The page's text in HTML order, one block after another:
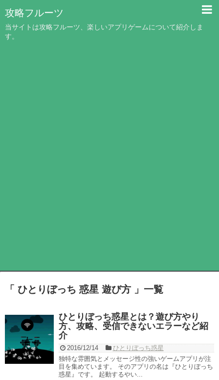
攻略フルーツ
当サイトは攻略フルーツ、楽しいアプリゲームについて紹介しま
す。
「 ひとりぼっち 惑星 遊び方 」一覧
ひとりぼっち惑星とは？遊び方やり
方、攻略、受信できないエラーなど紹
介
2016/12/14
ひとりぼっち惑星
独特な雰囲気とメッセージ性の強いゲームアプリが注
目を集めています。 そのアプリの名は『ひとりぼっち
惑星』です。 起動するやい...